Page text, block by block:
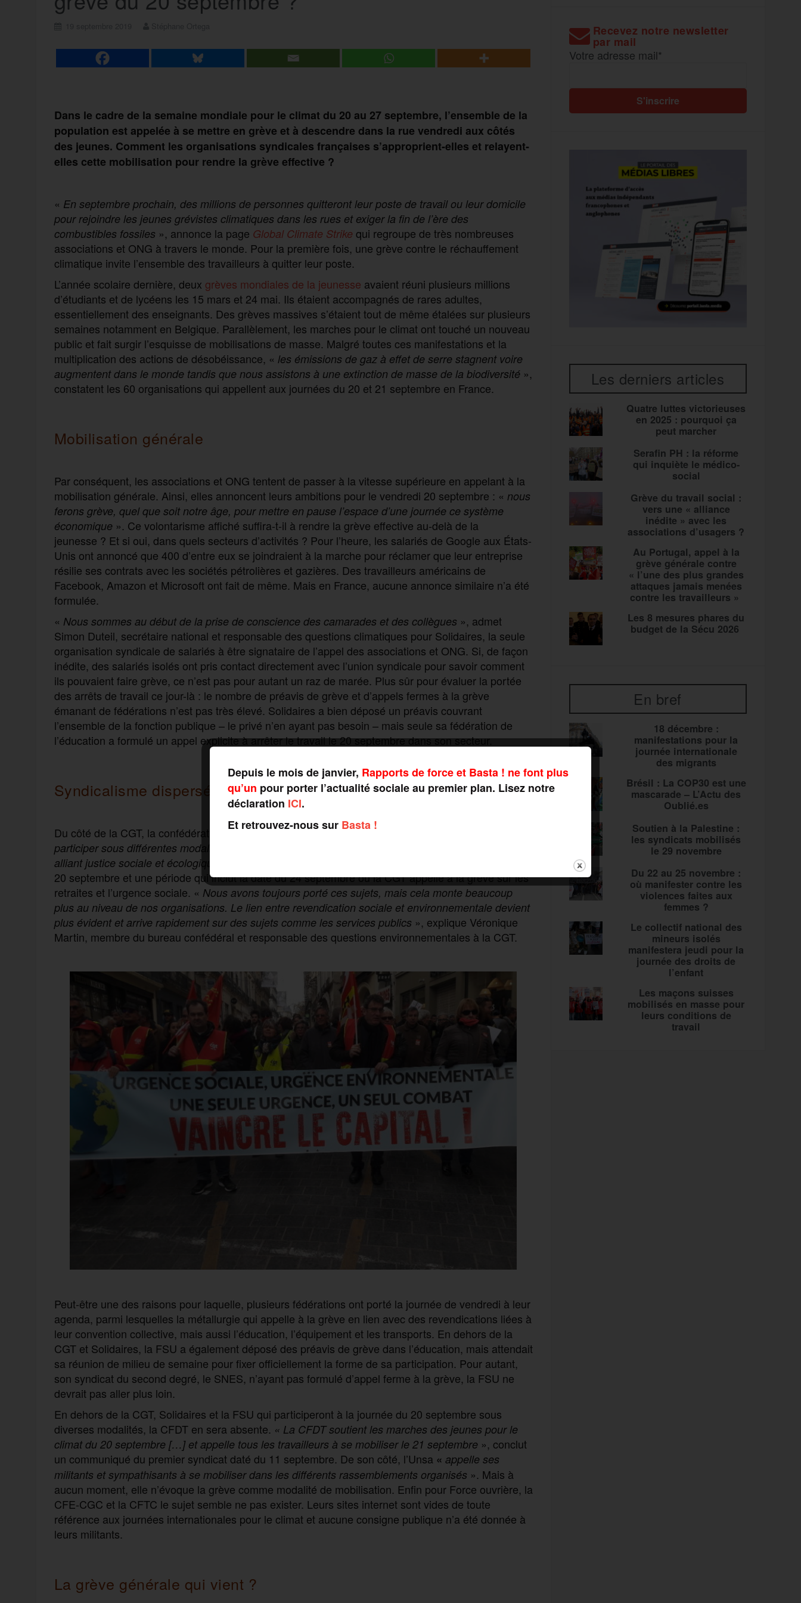
Dans le cadre de la semaine mondiale pour le climat du 20 au 27 septembre, l’ensemble de la
population est appelée à se mettre en grève et à descendre dans la rue vendredi aux côtés
des jeunes. Comment les organisations syndicales françaises s’approprient-elles et relayent-
elles cette mobilisation pour rendre la grève effective ?
« En septembre prochain, des millions de personnes quitteront leur poste de travail ou leur domicile
pour rejoindre les jeunes grévistes climatiques dans les rues et exiger la fin de l’ère des
combustibles fossiles », annonce la page Global Climate Strike qui regroupe de très nombreuses
associations et ONG à travers le monde. Pour la première fois, une grève contre le réchauffement
climatique invite l’ensemble des travailleurs à quitter leur poste.
L’année scolaire dernière, deux grèves mondiales de la jeunesse avaient réuni plusieurs millions
d’étudiants et de lycéens les 15 mars et 24 mai. Ils étaient accompagnés de rares adultes,
essentiellement des enseignants. Des grèves massives s’étaient tout de même étalées sur plusieurs
semaines notamment en Belgique. Parallèlement, les marches pour le climat ont touché un nouveau
public et fait surgir l’esquisse de mobilisations de masse. Malgré toutes ces manifestations et la
multiplication des actions de désobéissance, « les émissions de gaz à effet de serre stagnent voire
augmentent dans le monde tandis que nous assistons à une extinction de masse de la biodiversité»,
constatent les 60 organisations qui appellent aux journées du 20 et 21 septembre en France.
Mobilisation générale
Par conséquent, les associations et ONG tentent de passer à la vitesse supérieure en appelant à la
mobilisation générale. Ainsi, elles annoncent leurs ambitions pour le vendredi 20 septembre : « nous
ferons grève, quel que soit notre âge, pour mettre en pause l’espace d’une journée ce système
économique ». Ce volontarisme affiché suffira-t-il à rendre la grève effective au-delà de la
jeunesse ? Et si oui, dans quels secteurs d’activités ? Pour l’heure, les salariés de Google aux États-
Unis ont annoncé que 400 d’entre eux se joindraient à la marche pour réclamer que leur entreprise
résilie ses contrats avec les sociétés pétrolières et gazières. Des travailleurs américains de
Facebook, Amazon et Microsoft ont fait de même. Mais en France, aucune annonce similaire n’a été
formulée.
« Nous sommes au début de la prise de conscience des camarades et des collègues », admet
Simon Duteil, secrétaire national et responsable des questions climatiques pour Solidaires, la seule
organisation syndicale de salariés à être signataire de l’appel des associations et ONG. Si, de façon
inédite, des salariés isolés ont pris contact directement avec l’union syndicale pour savoir comment
ils pouvaient faire grève, ce n’est pas pour autant un raz de marée. Plus sûr pour évaluer la portée
des arrêts de travail ce jour-là : le nombre de préavis de grève et d’appels fermes à la grève
émanant de fédérations n’est pas très élevé. Solidaires a bien déposé un préavis couvrant
l’ensemble de la fonction publique – le privé n’en ayant pas besoin – mais seule sa fédération de
l’éducation a formulé un appel explicite à arrêter le travail le 20 septembre dans son secteur.
Syndicalisme dispersé
Du côté de la CGT, la confédération a signé un appel commun avec la FSU et Solidaires «
participer sous différentes modalités d’action aux initiatives, dans la période du 20 au 27 septembre,
alliant justice sociale et écologique
20 septembre et une période qui inclut la date du 24 septembre où la CGT appelle à la grève sur les
retraites et l’urgence sociale. « Nous avons toujours porté ces sujets, mais cela monte beaucoup
plus au niveau de nos organisations. Le lien entre revendication sociale et environnementale devient
plus évident et arrive rapidementsur des sujets comme les services publics », explique Véronique
Martin, membre du bureau confédéral et responsable des questions environnementales à la CGT.
Peut-être une des raisons pour laquelle, plusieurs fédérations ont porté la journée de vendredi à leur
agenda, parmi lesquelles la métallurgie qui appelle à la grève en lien avec des revendications liées à
leur convention collective, mais aussi l’éducation, l’équipement et les transports. En dehors de la
CGT et Solidaires, la FSU a également déposé des préavis de grève dans l’éducation, mais attendait
sa réunion de milieu de semaine pour fixer officiellement la forme de sa participation. Pour autant,
son syndicat du second degré, le SNES, n’ayant pas formulé d’appel ferme à la grève, la FSU ne
devrait pas aller plus loin.
En dehors de la CGT, Solidaires et la FSU qui participeront à la journée du 20 septembre sous
diverses modalités, la CFDT en sera absente. « La CFDT soutient les marches des jeunes pour le
climat du 20 septembre […]et appelle tous les travailleurs à se mobiliser le 21 septembre», conclut
un communiqué du premier syndicat daté du 11 septembre. De son côté, l’Unsa « appelle ses
militants et sympathisants à se mobiliser dans les différents rassemblements organisés ». Mais à
aucun moment, elle n’évoque la grève comme modalité de mobilisation. Enfin pour Force ouvrière, la
CFE-CGC et la CFTC le sujet semble ne pas exister. Leurs sites internet sont vides de toute
référence aux journées internationales pour le climat et aucune consigne publique n’a été donnée à
leurs militants.
La grève générale qui vient ?
Recevez notre newsletter
par mail
Votre adresse mail*
Les derniers articles
Quatre luttes victorieuses
en 2025 : pourquoi ça
peut marcher
Serafin PH : la réforme
qui inquiète le médico-
social
Grève du travail social :
vers une « alliance
inédite » avec les
associations d’usagers ?
Au Portugal, appel à la
grève générale contre
« l’une des plus grandes
attaques jamais menées
contre les travailleurs »
Les 8 mesures phares du
budget de la Sécu 2026
En bref
18 décembre :
manifestations pour la
journée internationale
des migrants
Brésil : La COP30 est une
mascarade – L’Actu des
Oublié.es
Soutien à la Palestine :
les syndicats mobilisés
le 29 novembre
Du 22 au 25 novembre :
où manifester contre les
violences faites aux
femmes ?
Le collectif national des
mineurs isolés
manifestera jeudi pour la
journée des droits de
l’enfant
Les maçons suisses
mobilisés en masse pour
leurs conditions de
travail
Depuis le mois de janvier, Rapports de force et Basta ! ne font plus
qu’un pour porter l’actualité sociale au premier plan. Lisez notre
déclaration ICI.
Et retrouvez-nous sur Basta !